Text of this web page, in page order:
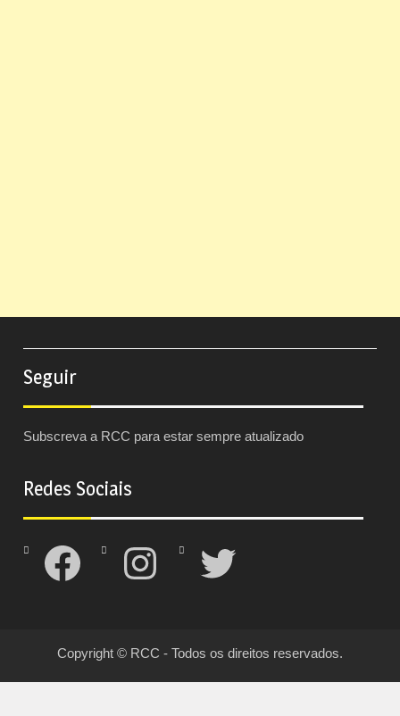
Seguir
Subscreva a RCC para estar sempre atualizado
Redes Sociais
Facebook Instagram Twitter
Copyright © RCC - Todos os direitos reservados.